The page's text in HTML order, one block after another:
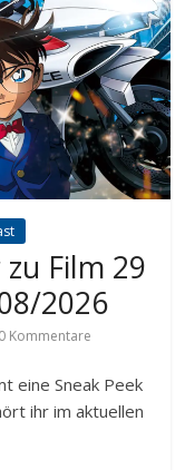
Film 29
2026
0 Kommentare
eine Sneak Peek
ihr im aktuellen